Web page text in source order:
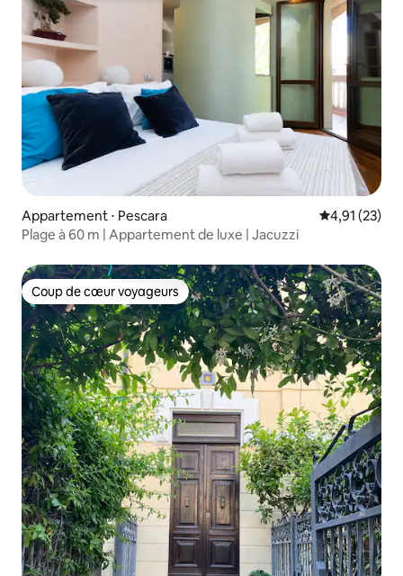
Appartement ⋅ Pescara Évaluation
4,91 (23)
Plage à 60 m | Appartement de luxe | Jacuzzi
Coup de cœur voyageurs
Coup de cœur voyageurs